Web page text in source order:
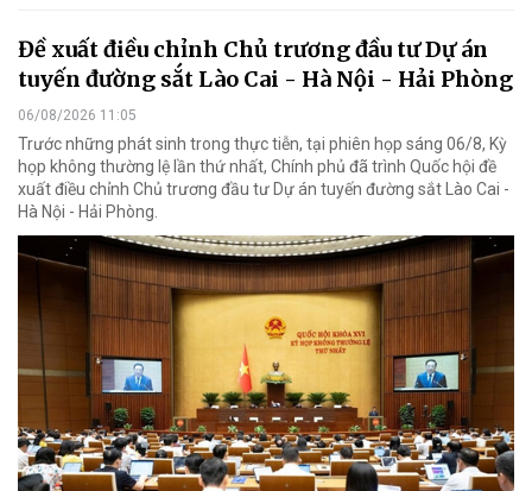
Đề xuất điều chỉnh Chủ trương đầu tư Dự án
tuyến đường sắt Lào Cai - Hà Nội - Hải Phòng
06/08/2026 11:05
Trước những phát sinh trong thực tiễn, tại phiên họp sáng 06/8, Kỳ
họp không thường lệ lần thứ nhất, Chính phủ đã trình Quốc hội đề
xuất điều chỉnh Chủ trương đầu tư Dự án tuyến đường sắt Lào Cai -
Hà Nội - Hải Phòng.